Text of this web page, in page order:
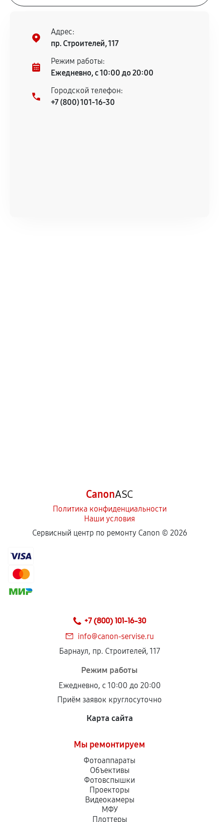
Адрес:
пр. Строителей, 117
Режим работы:
Ежедневно, с 10:00 до 20:00
Городской телефон:
+7 (800) 101-16-30
CanonASC
Политика конфиденциальности
Наши условия
Сервисный центр по ремонту Canon © 2026
+7 (800) 101-16-30
info@canon-servise.ru
Барнаул, пр. Строителей, 117
Режим работы
Ежедневно, с 10:00 до 20:00
Приём заявок круглосуточно
Карта сайта
Мы ремонтируем
Фотоаппараты
Объективы
Фотовспышки
Проекторы
Видеокамеры
МФУ
Плоттеры